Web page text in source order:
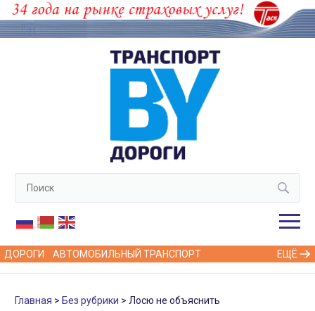
ДОРОГИ АВТОМОБИЛЬНЫЙ ТРАНСПОРТ ЕЩЁ
Главная Без рубрики Лосю не объяснить